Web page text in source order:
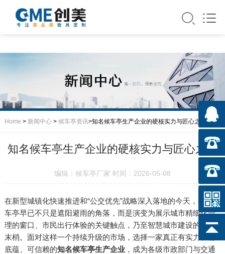
Home > 新闻中心> 候车亭资讯>知名候车亭生产企业的硬核实力与匠心之道
知名候车亭生产企业的硬核实力与匠心之道
编辑：候车亭厂家 时间：2026-05-08
在新型城镇化快速推进和“公交优先”战略深入落地的今天，公交候
车亭早已不只是遮阳避雨的角落，而是演变为展示城市精细化管
理的窗口、市民出行体验的关键触点，乃至智慧城市建设的神经
末梢。面对这样一个持续升级的市场，选择一家真正有实力、有
底蕴、可信赖的知名候车亭生产企业，成为各级市政部门与交通